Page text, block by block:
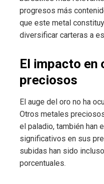
progresos más
que este metal
diversificar carteras a
El impacto en
preciosos
El auge del oro no ha
Otros metales
el paladio, también han
significativos en sus
subidas han sido
porcentuales.